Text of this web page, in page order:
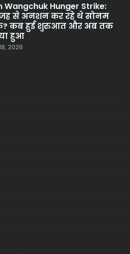
Wangchuk Hunger Strike:
से अनशन कर रहे थे सोनम
कब हुई शुरुआत और अब तक
हुआ
2026